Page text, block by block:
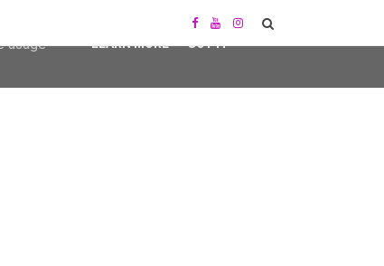
usage
LEARN MORE GOT IT